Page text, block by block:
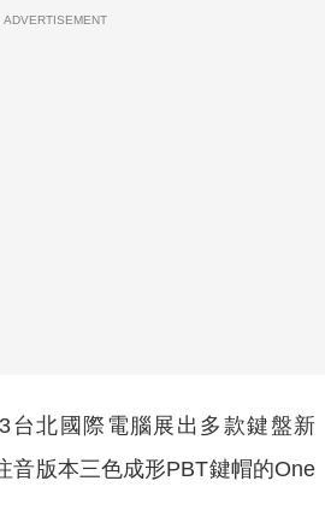
ADVERTISEMENT
台北國際電腦展出多款鍵盤新
音版本三色成形PBT鍵帽的One